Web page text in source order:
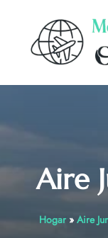
content
Aire
Hogar» Aire